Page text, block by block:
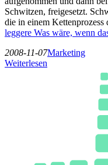
Schwitzen, freigesetzt.
die in einem
leggere Was wäre, wenn
2008-11-07Marketing
Weiterlesen